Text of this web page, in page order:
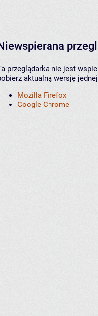
przeglądarka nie jest
aktualną wersję
Mozilla Firefox
Google Chrome